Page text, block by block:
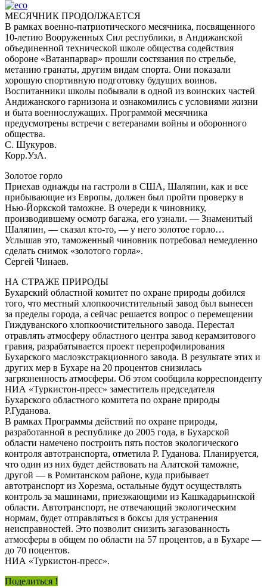
МЕСЯЧНИК ПРОДОЛЖАЕТСЯ
В рамках военно-патриотического месячника, посвященного
10-летию Вооруженных Сил республики, в Андижанской
объединенной технической школе общества содействия
обороне «Ватанпарвар» прошли состязания по стрельбе,
метанию гранаты, другим видам спорта. Они показали
хорошую спортивную подготовку будущих воинов.
Воспитанники школы побывали в одной из воинских частей
Андижанского гарнизона и ознакомились с условиями жизни
и быта военнослужащих. Программой месячника
предусмотрены встречи с ветеранами войны и оборонного
общества.
С. Шукуров.
Корр.УзА.
Золотое горло
Приехав однажды на гастроли в США, Шаляпин, как и все
прибывающие из Европы, должен был пройти проверку в
Нью-Йоркской таможне. В очереди к чиновнику,
производившему осмотр багажа, его узнали. — Знаменитый
Шаляпин, — сказал кто-то, — у него золотое горло…
Услышав это, таможенный чиновник потребовал немедленно
сделать снимок «золотого горла».
Сергей Чинаев.
НА СТРАЖЕ ПРИРОДЫ
Бухарский областной комитет по охране природы добился
того, что местный хлопкоочистительный завод был вынесен
за пределы города, а сейчас решается вопрос о перемещении
Гиждуванского хлопкоочистительного завода. Перестал
отравлять атмосферу областного центра завод керамзитового
гравия, разрабатывается проект перепрофилирования
Бухарского маслоэкстракционного завода. В результате этих и
других мер в Бухаре на 20 процентов снизилась
загрязненность атмосферы. Об этом сообщила корреспонденту
НИА «Туркистон-пресс» заместитель председателя
Бухарского областного комитета по охране природы
Р.Гуданова.
В рамках Программы действий по охране природы,
разработанной в республике до 2005 года, в Бухарской
области намечено построить пять постов экологического
контроля автотранспорта, отметила Р. Гуданова. Планируется,
что один из них будет действовать на Алатской таможне,
другой — в Ромитанском районе, куда прибывает
автотранспорт из Хорезма, остальные будут осуществлять
контроль за машинами, приезжающими из Кашкадарьинской
области. Автотранспорт, не отвечающий экологическим
нормам, будет отправляться в боксы для устранения
неисправностей. Это позволит снизить загазованность
атмосферы в общем по области на 57 процентов, а в Бухаре —
до 70 поцентов.
НИА «Туркистон-пресс».
Поделиться !